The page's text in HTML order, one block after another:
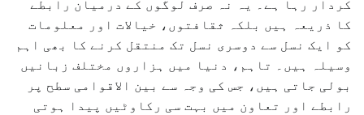
کردار رہا ہے۔ یہ نہ صرف لوگوں کے درمیان رابطے
کا ذریعہ ہیں بلکہ ثقافتوں، خیالات اور معلومات
کو ایک نسل سے دوسری نسل تک منتقل کرنے کا بھی اہم
وسیلہ ہیں۔ تاہم، دنیا میں ہزاروں مختلف زبانیں
بولی جاتی ہیں، جس کی وجہ سے بین الاقوامی سطح پر
رابطے اور تعاون میں بہت سی رکاوٹیں پیدا ہوتی